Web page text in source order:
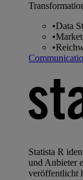
•Data
•
•
Statista R
und Anbieter
veröffentlicht